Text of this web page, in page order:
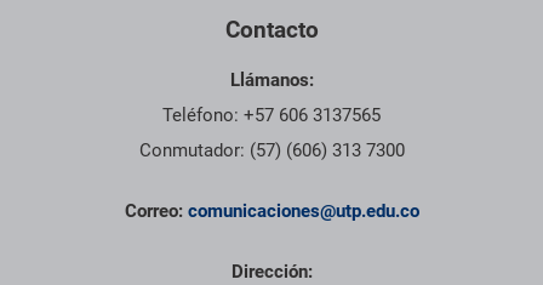
Contacto
Llámanos:
Teléfono: +57 606 3137565
Conmutador: (57) (606) 313 7300
Correo: comunicaciones@utp.edu.co
Dirección: